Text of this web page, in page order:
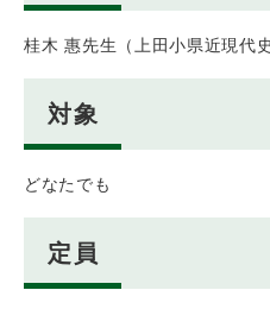
桂木 惠先生（上田小県近現代
対象
どなたでも
定員